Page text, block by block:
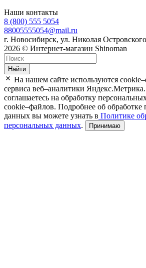
Наши контакты
8 (800) 555 5054
88005555054@mail.ru
г. Новосибирск, ул. Николая
2026 © Интернет-магазин Shinoman
Найти
На нашем сайте используются
сервиса веб–аналитики
соглашаетесь на обработку
cookie–файлов. Подробнее об обработке
данных вы можете узнать в Политике
персональных данных. Принимаю